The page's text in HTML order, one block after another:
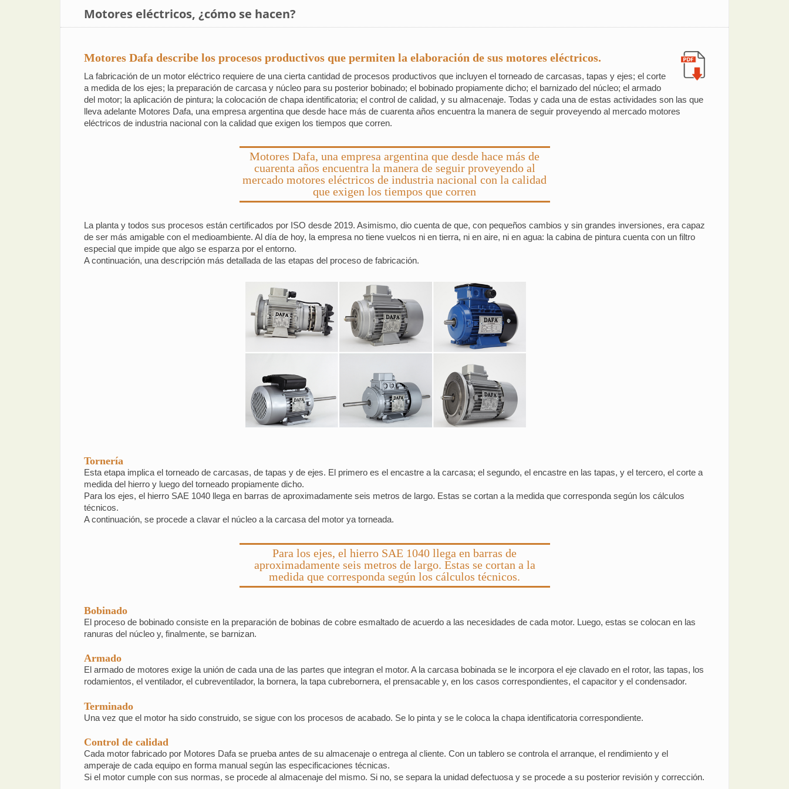
Motores eléctricos, ¿cómo se hacen?
Motores Dafa describe los procesos productivos que permiten la elaboración de sus motores eléctricos.
La fabricación de un motor eléctrico requiere de una cierta cantidad de procesos productivos que incluyen el torneado de carcasas, tapas y ejes; el corte
a medida de los ejes; la preparación de carcasa y núcleo para su posterior bobinado; el bobinado propiamente dicho; el barnizado del núcleo; el armado
del motor; la aplicación de pintura; la colocación de chapa identificatoria; el control de calidad, y su almacenaje. Todas y cada una de estas actividades son las que
lleva adelante Motores Dafa, una empresa argentina que desde hace más de cuarenta años encuentra la manera de seguir proveyendo al mercado motores
eléctricos de industria nacional con la calidad que exigen los tiempos que corren.
Motores Dafa, una empresa argentina que desde hace más de
cuarenta años encuentra la manera de seguir proveyendo al
mercado motores eléctricos de industria nacional con la calidad
que exigen los tiempos que corren
La planta y todos sus procesos están certificados por ISO desde 2019. Asimismo, dio cuenta de que, con pequeños cambios y sin grandes inversiones, era capaz
de ser más amigable con el medioambiente. Al día de hoy, la empresa no tiene vuelcos ni en tierra, ni en aire, ni en agua: la cabina de pintura cuenta con un filtro
especial que impide que algo se esparza por el entorno.
A continuación, una descripción más detallada de las etapas del proceso de fabricación.
Tornería
Esta etapa implica el torneado de carcasas, de tapas y de ejes. El primero es el encastre a la carcasa; el segundo, el encastre en las tapas, y el tercero, el corte a
medida del hierro y luego del torneado propiamente dicho.
Para los ejes, el hierro SAE 1040 llega en barras de aproximadamente seis metros de largo. Estas se cortan a la medida que corresponda según los cálculos
técnicos.
A continuación, se procede a clavar el núcleo a la carcasa del motor ya torneada.
Para los ejes, el hierro SAE 1040 llega en barras de
aproximadamente seis metros de largo. Estas se cortan a la
medida que corresponda según los cálculos técnicos.
Bobinado
El proceso de bobinado consiste en la preparación de bobinas de cobre esmaltado de acuerdo a las necesidades de cada motor. Luego, estas se colocan en las
ranuras del núcleo y, finalmente, se barnizan.
Armado
El armado de motores exige la unión de cada una de las partes que integran el motor. A la carcasa bobinada se le incorpora el eje clavado en el rotor, las tapas, los
rodamientos, el ventilador, el cubreventilador, la bornera, la tapa cubrebornera, el prensacable y, en los casos correspondientes, el capacitor y el condensador.
Terminado
Una vez que el motor ha sido construido, se sigue con los procesos de acabado. Se lo pinta y se le coloca la chapa identificatoria correspondiente.
Control de calidad
Cada motor fabricado por Motores Dafa se prueba antes de su almacenaje o entrega al cliente. Con un tablero se controla el arranque, el rendimiento y el
amperaje de cada equipo en forma manual según las especificaciones técnicas.
Si el motor cumple con sus normas, se procede al almacenaje del mismo. Si no, se separa la unidad defectuosa y se procede a su posterior revisión y corrección.